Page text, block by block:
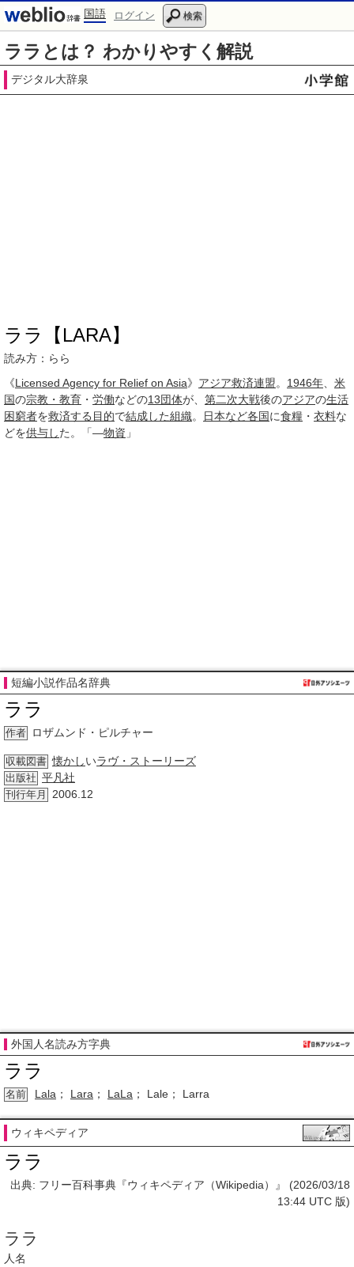
国語 ログイン 検索
ララとは？ わかりやすく解説
デジタル大辞泉
ララ【LARA】
読み方：らら
《Licensed Agency for Relief on Asia》 アジア救済連盟。 1946年
米
国の宗教・教育 ・ 労働などの13団体が、 第二次大戦後のアジアの生活
困窮者を救済する 目的で結成した組織。 日本など各国に食糧 ・ 衣料な
どを供与した。「―物資 」
短編小説作品名辞典
ララ
作者 ロザムンド・ピルチャー
収載図書 懐かしいラヴ・ストーリーズ
出版社 平凡社
刊行年月 2006.12
外国人名読み方字典
ララ
名前 Lala ； Lara ； LaLa ； Lale； Larra
ウィキペディア
ララ
出典: フリー百科事典『ウィキペディア（Wikipedia）』 (2026/03/18
13:44 UTC 版)
ララ
人名